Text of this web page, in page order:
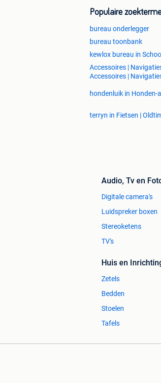
Populaire
bureau onderlegger
bureau toonbank
kewlox bureau in
Accessoires |
Accessoires |
hondenluik in Honden-
terryn in Fietsen |
Audio, Tv en
Digitale camera's
Luidspreker boxen
Stereoketens
TV's
Huis en
Zetels
Bedden
Stoelen
Tafels